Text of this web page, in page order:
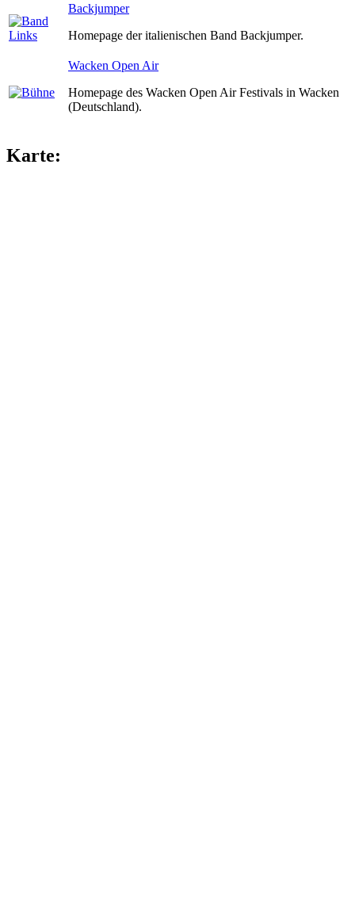
Backjumper
Homepage der italienischen Band Backjumper.
Wacken Open Air
Homepage des Wacken Open Air Festivals in Wacken
(Deutschland).
Karte: